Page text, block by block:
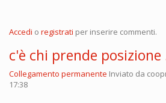
Accedi o registrati per inserire commenti.
c'è chi prende
Collegamento permanente Inviato da
17:38